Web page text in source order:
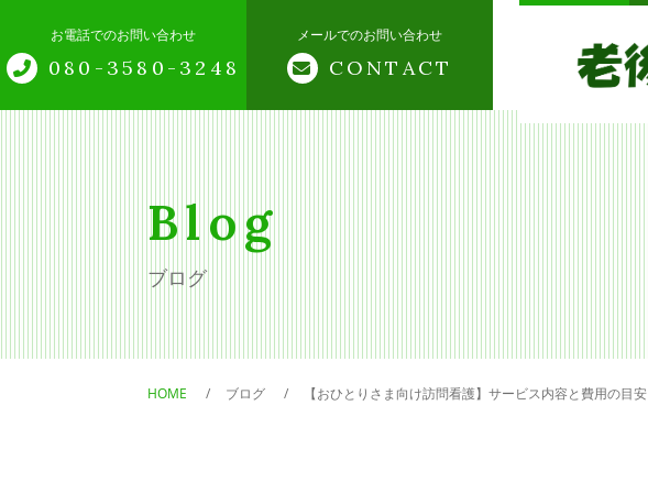
お電話でのお問い合わせ
080-3580-3248
メールでのお問い合わせ
CONTACT
トップページ
Blog
ブログ
HOME ブログ 【おひとりさま向け訪問看護】サービス内容と費用の目安